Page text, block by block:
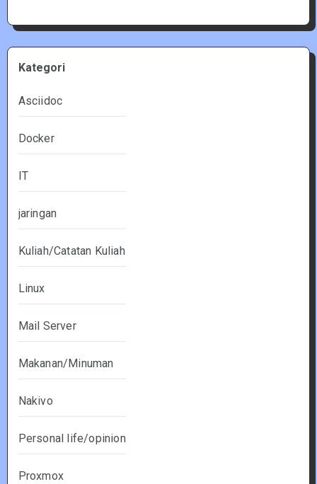
Kategori
Asciidoc
Docker
IT
jaringan
Kuliah/Catatan Kuliah
Linux
Mail Server
Makanan/Minuman
Nakivo
Personal life/opinion
Proxmox